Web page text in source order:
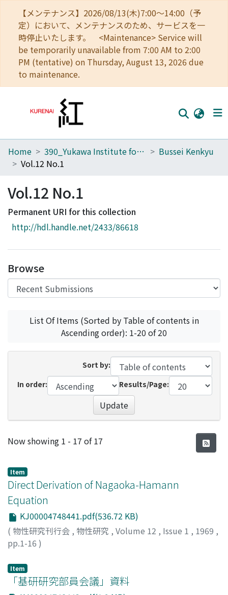
【メンテナンス】2026/08/13(木)7:00～14:00（予
定）において、メンテナンスのため、サービスを一
時停止いたします。 <Maintenance> Service will
be temporarily unavailable from 7:00 AM to 2:00
PM (tentative) on Thursday, August 13, 2026 due
to maintenance.
Home
Browse
Download Ranking
Access Statistics
Home 390_Yukawa Institute for Theoretical Physics
Bussei Kenkyu
Vol.12 No.1
Vol.12 No.1
Permanent URI for this collection
http://hdl.handle.net/2433/86618
Browse
List Of Items (Sorted by Table of contents in
Ascending order): 1-20 of 20
Sort by:
In order:
Results/Page:
Update
Recent Submissions
Now showing 1 - 17 of 17
Item
Direct Derivation of Nagaoka-Hamann
Equation
KJ00004748441.pdf(536.72 KB)
( 物性研究刊行会 , 物性研究 , Volume 12 , Issue 1 , 1969 ,
pp.1-16 )
Item
「基研研究部員会議」資料